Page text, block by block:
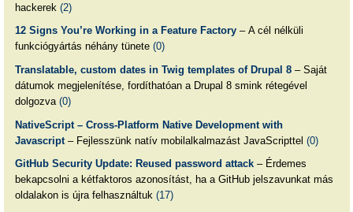
hackerek (2)
12 Signs You’re Working in a Feature Factory– A cél nélküli
funkciógyártás néhány tünete (0)
Translatable, custom dates in Twig templates of Drupal 8– Saját
dátumok megjelenítése, fordíthatóan a Drupal 8 smink rétegével
dolgozva (0)
NativeScript – Cross-Platform Native Development with
Javascript– Fejlesszünk natív mobilalkalmazást JavaScripttel (0)
GitHub Security Update: Reused password attack– Érdemes
bekapcsolni a kétfaktoros azonosítást, ha a GitHub jelszavunkat más
oldalakon is újra felhasználtuk (17)